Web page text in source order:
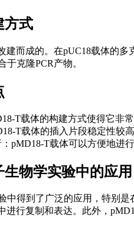
方式
建而成的。在pUC18载体的
克隆PCR产物。
T载体的构建方式使得它非
T载体的插入片段稳定性较
pMD18-T载体可以方便地进
物学实验中的应用
中得到了广泛的应用，特别
进行复制和表达。此外，